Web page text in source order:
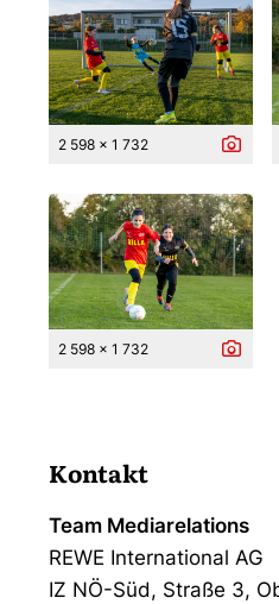
2 598 x 1 732
2 598 x 1 732
Kontakt
Team Mediarelations
REWE International AG
IZ NÖ-Süd, Straße 3,